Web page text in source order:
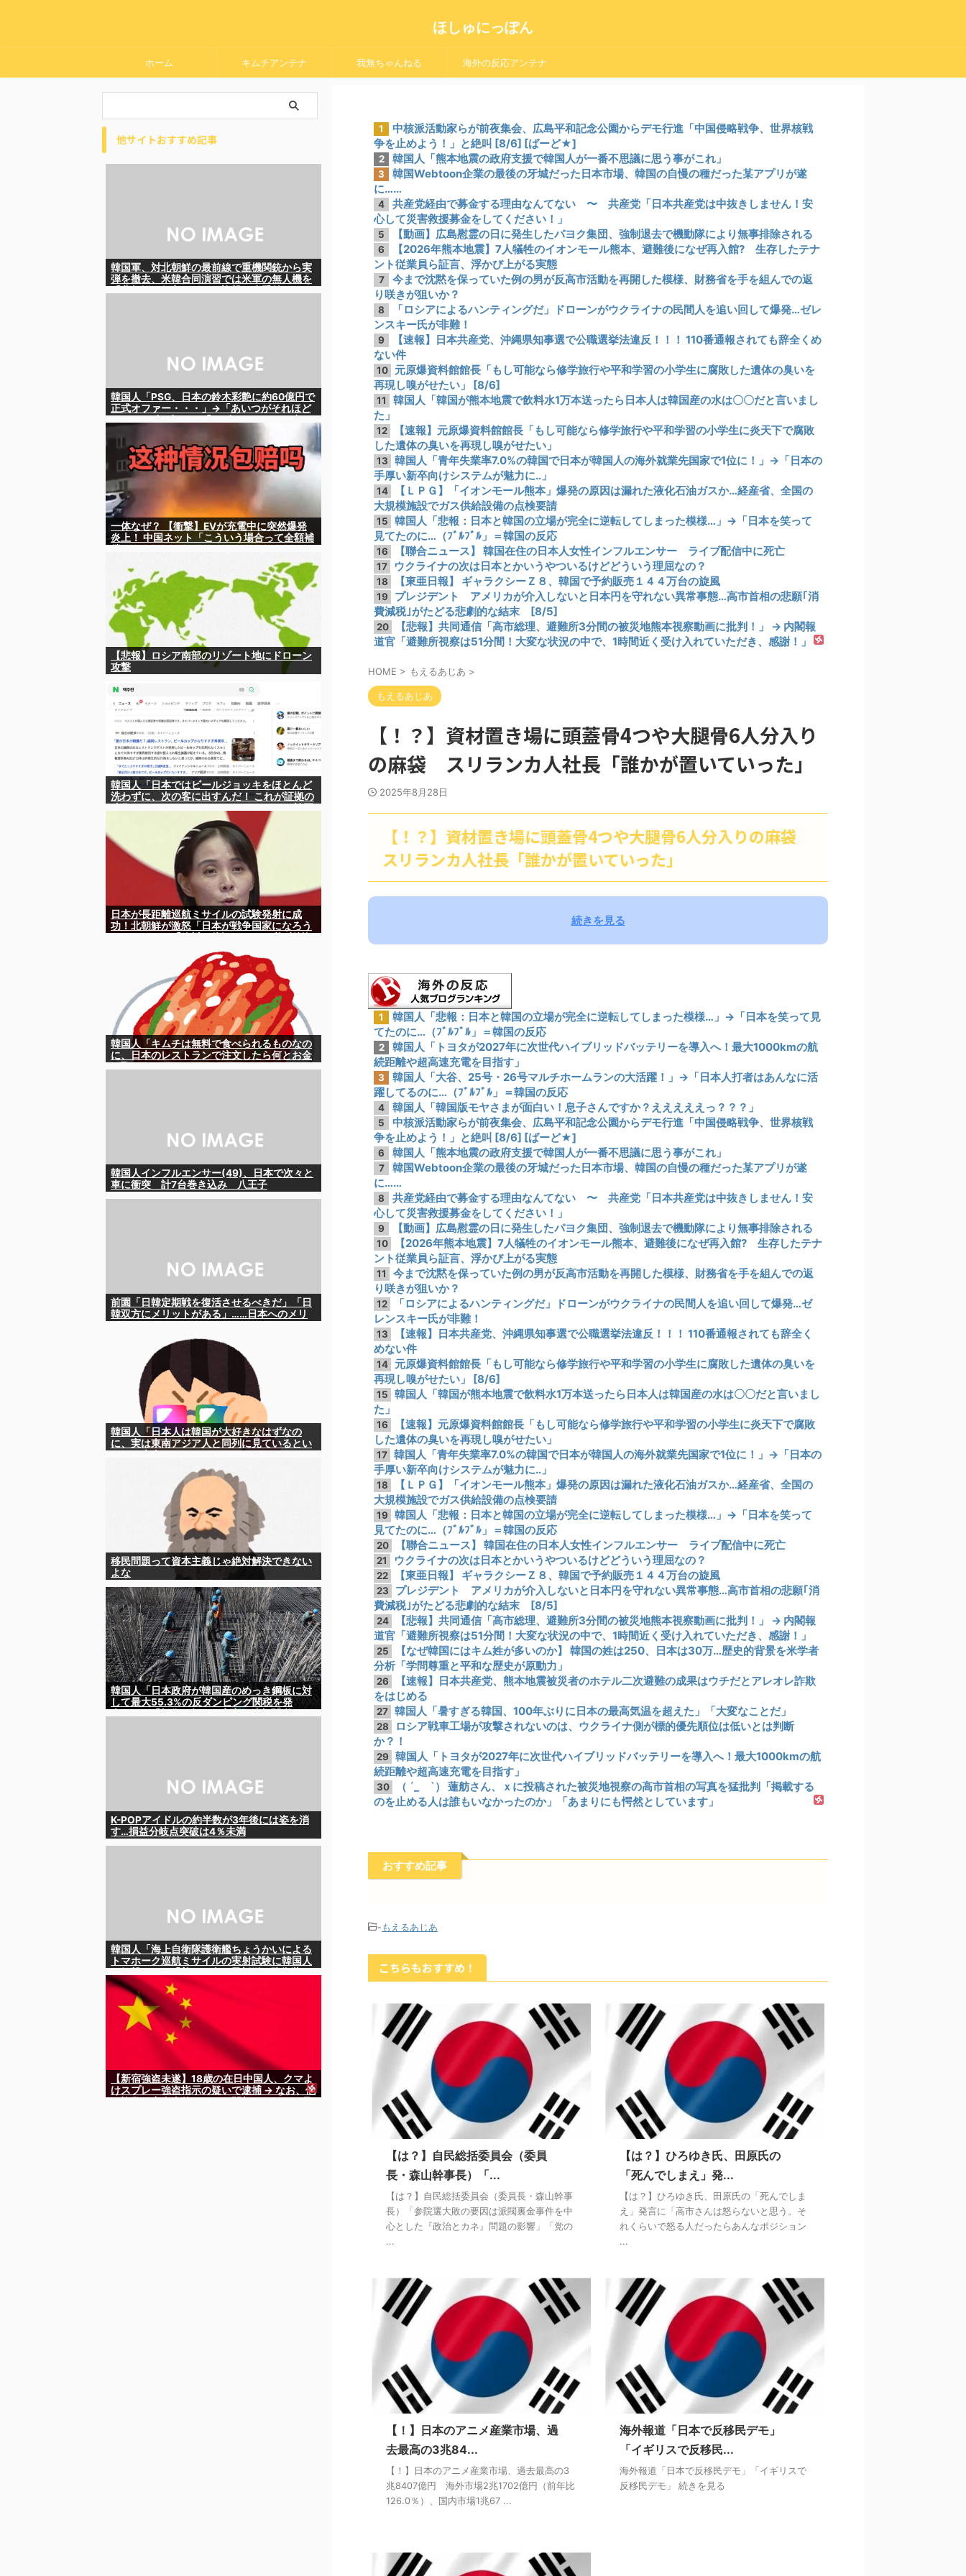
ほしゅにっぽん
ホーム キムチアンテナ 我無ちゃんねる 海外の反応アンテナ
1
中核派活動家らが前夜集会、広島平和記念公園からデモ行進「中国侵略戦争、世界核戦
争を止めよう！」と絶叫 [8/6] [ばーど★]
2 韓国人「熊本地震の政府支援で韓国人が一番不思議に思う事がこれ」
3
韓国Webtoon企業の最後の牙城だった日本市場、韓国の自慢の種だった某アプリが遂
に……
4
共産党経由で募金する理由なんてない 〜 共産党「日本共産党は中抜きしません！安
心して災害救援募金をしてください！」
5 【動画】広島慰霊の日に発生したパヨク集団、強制退去で機動隊により無事排除される
6
【2026年熊本地震】7人犠牲のイオンモール熊本、避難後になぜ再入館? 生存したテナ
ント従業員ら証言、浮かび上がる実態
7
今まで沈黙を保っていた例の男が反高市活動を再開した模様、財務省を手を組んでの返
り咲きが狙いか？
8
「ロシアによるハンティングだ」ドローンがウクライナの民間人を追い回して爆発…ゼレ
ンスキー氏が非難！
9
【速報】日本共産党、沖縄県知事選で公職選挙法違反！！！ 110番通報されても辞全くめ
ない件
10
元原爆資料館館長「もし可能なら修学旅行や平和学習の小学生に腐敗した遺体の臭いを
再現し嗅がせたい」 [8/6]
11
韓国人「韓国が熊本地震で飲料水1万本送ったら日本人は韓国産の水は〇〇だと言いまし
た」
12
【速報】元原爆資料館館長「もし可能なら修学旅行や平和学習の小学生に炎天下で腐敗
した遺体の臭いを再現し嗅がせたい」
13
韓国人「青年失業率7.0%の韓国で日本が韓国人の海外就業先国家で1位に！」→「日本の
手厚い新卒向けシステムが魅力に‥」
14
【ＬＰＧ】「イオンモール熊本」爆発の原因は漏れた液化石油ガスか…経産省、全国の
大規模施設でガス供給設備の点検要請
15
韓国人「悲報：日本と韓国の立場が完全に逆転してしまった模様…」→「日本を笑って
見てたのに…（ﾌﾞﾙﾌﾞﾙ」＝韓国の反応
16 【聯合ニュース】 韓国在住の日本人女性インフルエンサー ライブ配信中に死亡
17 ウクライナの次は日本とかいうやついるけどどういう理屈なの？
18 【東亜日報】 ギャラクシーＺ８、韓国で予約販売１４４万台の旋風
19
プレジデント アメリカが介入しないと日本円を守れない異常事態…高市首相の悲願｢消
費減税｣がたどる悲劇的な結末 [8/5]
20
【悲報】共同通信「高市総理、避難所3分間の被災地熊本視察動画に批判！」 → 内閣報
道官「避難所視察は51分間！大変な状況の中で、1時間近く受け入れていただき、感謝！」
HOME > もえるあじあ >
もえるあじあ
【！？】資材置き場に頭蓋骨4つや大腿骨6人分入り
の麻袋 スリランカ人社長「誰かが置いていった」
2025年8月28日
【！？】資材置き場に頭蓋骨4つや大腿骨6人分入りの麻袋
スリランカ人社長「誰かが置いていった」
続きを見る
1
韓国人「悲報：日本と韓国の立場が完全に逆転してしまった模様…」→「日本を笑って見
てたのに…（ﾌﾞﾙﾌﾞﾙ」＝韓国の反応
2
韓国人「トヨタが2027年に次世代ハイブリッドバッテリーを導入へ！最大1000kmの航
続距離や超高速充電を目指す」
3
韓国人「大谷、25号・26号マルチホームランの大活躍！」→「日本人打者はあんなに活
躍してるのに…（ﾌﾞﾙﾌﾞﾙ」＝韓国の反応
4 韓国人「韓国版モヤさまが面白い！息子さんですか？えええええっ？？？」
5
中核派活動家らが前夜集会、広島平和記念公園からデモ行進「中国侵略戦争、世界核戦
争を止めよう！」と絶叫 [8/6] [ばーど★]
6 韓国人「熊本地震の政府支援で韓国人が一番不思議に思う事がこれ」
7
韓国Webtoon企業の最後の牙城だった日本市場、韓国の自慢の種だった某アプリが遂
に……
8
共産党経由で募金する理由なんてない 〜 共産党「日本共産党は中抜きしません！安
心して災害救援募金をしてください！」
9 【動画】広島慰霊の日に発生したパヨク集団、強制退去で機動隊により無事排除される
10
【2026年熊本地震】7人犠牲のイオンモール熊本、避難後になぜ再入館? 生存したテナ
ント従業員ら証言、浮かび上がる実態
11
今まで沈黙を保っていた例の男が反高市活動を再開した模様、財務省を手を組んでの返
り咲きが狙いか？
12
「ロシアによるハンティングだ」ドローンがウクライナの民間人を追い回して爆発…ゼ
レンスキー氏が非難！
13
【速報】日本共産党、沖縄県知事選で公職選挙法違反！！！ 110番通報されても辞全く
めない件
14
元原爆資料館館長「もし可能なら修学旅行や平和学習の小学生に腐敗した遺体の臭いを
再現し嗅がせたい」 [8/6]
15
韓国人「韓国が熊本地震で飲料水1万本送ったら日本人は韓国産の水は〇〇だと言いまし
た」
16
【速報】元原爆資料館館長「もし可能なら修学旅行や平和学習の小学生に炎天下で腐敗
した遺体の臭いを再現し嗅がせたい」
17 韓国人「青年失業率7.0%の韓国で日本が韓国人の海外就業先国家で1位に！」→「日本の
手厚い新卒向けシステムが魅力に‥」
18
【ＬＰＧ】「イオンモール熊本」爆発の原因は漏れた液化石油ガスか…経産省、全国の
大規模施設でガス供給設備の点検要請
19
韓国人「悲報：日本と韓国の立場が完全に逆転してしまった模様…」→「日本を笑って
見てたのに…（ﾌﾞﾙﾌﾞﾙ」＝韓国の反応
20 【聯合ニュース】 韓国在住の日本人女性インフルエンサー ライブ配信中に死亡
21 ウクライナの次は日本とかいうやついるけどどういう理屈なの？
22 【東亜日報】 ギャラクシーＺ８、韓国で予約販売１４４万台の旋風
23
プレジデント アメリカが介入しないと日本円を守れない異常事態…高市首相の悲願｢消
費減税｣がたどる悲劇的な結末 [8/5]
24
【悲報】共同通信「高市総理、避難所3分間の被災地熊本視察動画に批判！」 → 内閣報
道官「避難所視察は51分間！大変な状況の中で、1時間近く受け入れていただき、感謝！」
25
【なぜ韓国にはキム姓が多いのか】 韓国の姓は250、日本は30万…歴史的背景を米学者
分析「学問尊重と平和な歴史が原動力」
26
【速報】日本共産党、熊本地震被災者のホテル二次避難の成果はウチだとアレオレ詐欺
をはじめる
27 韓国人「暑すぎる韓国、100年ぶりに日本の最高気温を超えた」「大変なことだ」
28
ロシア戦車工場が攻撃されないのは、ウクライナ側が標的優先順位は低いとは判断
か？！
29
韓国人「トヨタが2027年に次世代ハイブリッドバッテリーを導入へ！最大1000kmの航
続距離や超高速充電を目指す」
30
（ ´_ゝ`） 蓮舫さん、ｘに投稿された被災地視察の高市首相の写真を猛批判「掲載する
のを止める人は誰もいなかったのか」「あまりにも愕然としています」
おすすめ記事
-もえるあじあ
こちらもおすすめ！
【は？】自民総括委員会（委員
長・森山幹事長）「...
【は？】自民総括委員会（委員長・森山幹事
長）「参院選大敗の要因は派閥裏金事件を中
心とした『政治とカネ』問題の影響」「党の
...
【は？】ひろゆき氏、田原氏の
「死んでしまえ」発...
【は？】ひろゆき氏、田原氏の「死んでしま
え」発言に「高市さんは怒らないと思う。そ
れくらいで怒る人だったらあんなポジション
...
【！】日本のアニメ産業市場、過
去最高の3兆84...
【！】日本のアニメ産業市場、過去最高の3
兆8407億円 海外市場2兆1702億円（前年比
126.0％）、国内市場1兆67 ...
海外報道「日本で反移民デモ」
「イギリスで反移民...
海外報道「日本で反移民デモ」「イギリスで
反移民デモ」 続きを見る
他サイトおすすめ記事
韓国軍、対北朝鮮の最前線で重機関銃から実
弾を撤去、米韓合同演習では米軍の無人機を
韓国人「PSG、日本の鈴木彩艶に約60億円で
正式オファー・・・」→「あいつがそれほど
るとは思わないけど、それでもやっぱり羨ま
しいね」
一体なぜ？ 【衝撃】EVが充電中に突然爆発
炎上！ 中国ネット「こういう場合って全額補
【悲報】ロシア南部のリゾート地にドローン
攻撃
韓国人「日本ではビールジョッキをほとんど
洗わずに、次の客に出すんだ！ これが証拠の
には「アレ」がないんだ？
日本が長距離巡航ミサイルの試験発射に成
功！北朝鮮が激怒「日本が戦争国家になろう
韓国人「キムチは無料で食べられるものなの
に、日本のレストランで注文したら何とお金
韓国人インフルエンサー(49)、日本で次々と
車に衝突 計7台巻き込み 八王子
前園「日韓定期戦を復活させるべきだ」「日
韓双方にメリットがある」……日本へのメリ
韓国人「日本人は韓国が大好きなはずなの
に、実は東南アジア人と同列に見ているとい
移民問題って資本主義じゃ絶対解決できない
よな
韓国人「日本政府が韓国産のめっき鋼板に対
して最大55.3%の反ダンピング関税を発
K-POPアイドルの約半数が3年後には姿を消
す…損益分岐点突破は4％未満
韓国人「海上自衛隊護衛艦ちょうかいによる
トマホーク巡航ミサイルの実射試験に韓国人
備‥」
【新宿強盗未遂】18歳の在日中国人、クマよ
けスプレー強盗指示の疑いで逮捕 → なお、他